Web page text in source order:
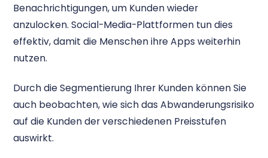
Benachrichtigungen, um Kunden wieder
anzulocken. Social-Media-Plattformen tun dies
effektiv, damit die Menschen ihre Apps weiterhin
nutzen.
Durch die Segmentierung Ihrer Kunden können Sie
auch beobachten, wie sich das Abwanderungsrisiko
auf die Kunden der verschiedenen Preisstufen
auswirkt.